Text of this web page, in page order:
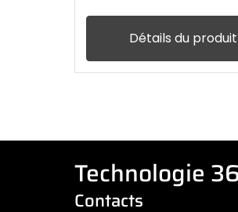
Détails du produit
Technologie
Contacts